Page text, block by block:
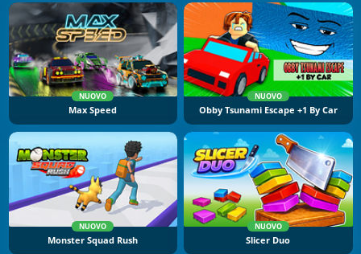
NUOVO
Max Speed
NUOVO
Obby Tsunami Escape +1 By Car
NUOVO
Monster Squad Rush
NUOVO
Slicer Duo